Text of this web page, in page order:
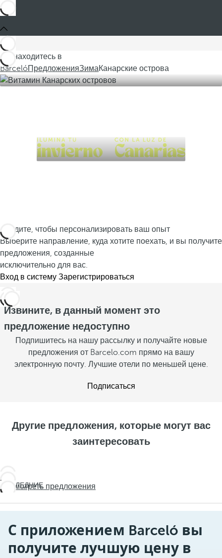
Вы находитесь в
BarcelóПредложенияЗимаКанарские острова
Войдите, чтобы персонализировать ваш опыт
Выберите направление, куда хотите поехать, и вы получите
предложения, созданные
исключительно для вас.
Вход в систему Зарегистрироваться
Извините, в данный момент это
предложение недоступно
Подпишитесь на нашу рассылку и получайте новые
предложения от Barcelo.com прямо на вашу
электронную почту. Лучшие отели по меньшей цене.
Подписаться
Другие предложения, которые могут вас
заинтересовать
INESPERADO
Viaja más
VIVE LO
INESPERADO
Viaja más
allá
ПОСЛЕДНИЕ
лето!
Посмотреть предложения
С приложением Barceló вы
получите лучшую цену в